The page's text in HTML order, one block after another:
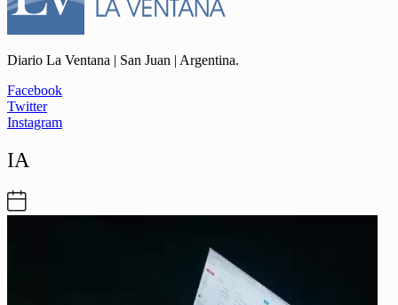
Diario La Ventana | San Juan | Argentina.
Facebook
Twitter
Instagram
IA